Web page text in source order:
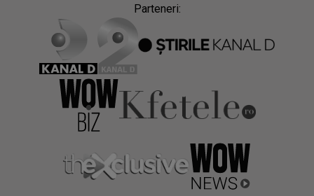
Parteneri: